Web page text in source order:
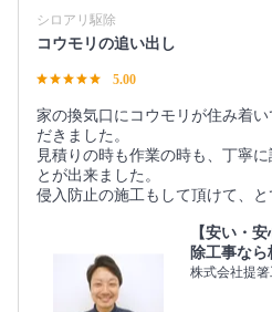
シロアリ駆除
コウモリの追い出し
5.00
家の換気口にコウモリが住み着
だきました。
見積りの時も作業の時も、丁寧
とが出来ました。
侵入防止の施工もして頂けて、と
【安い・
除工事なら
株式会社提